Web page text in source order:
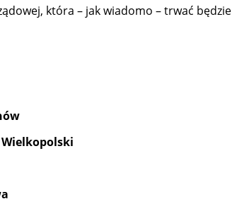
która – jak wiadomo – trwać będzie
Wielkopolski